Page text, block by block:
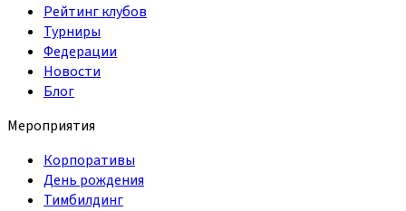
Рейтинг клубов
Турниры
Федерации
Новости
Блог
Мероприятия
Корпоративы
День рождения
Тимбилдинг